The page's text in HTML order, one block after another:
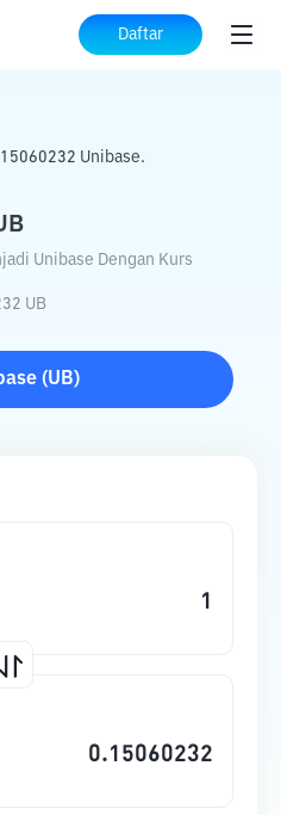
Daftar
ke
Unibase.
Unibase Dengan Kurs
UB
(UB)